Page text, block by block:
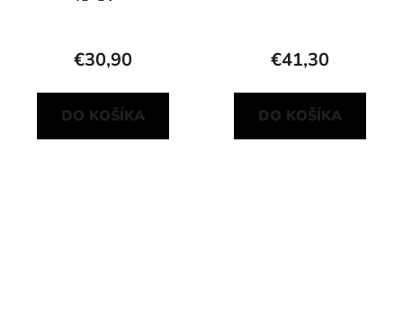
42x31cm
€30,90
DO KOŠÍKA
€41,30
DO KOŠÍKA